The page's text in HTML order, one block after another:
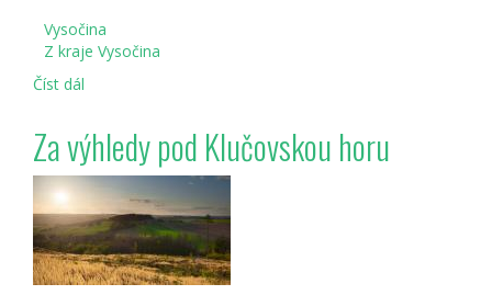
Vysočina
Z kraje Vysočina
Číst dál
Za výhledy pod Klučovskou horu